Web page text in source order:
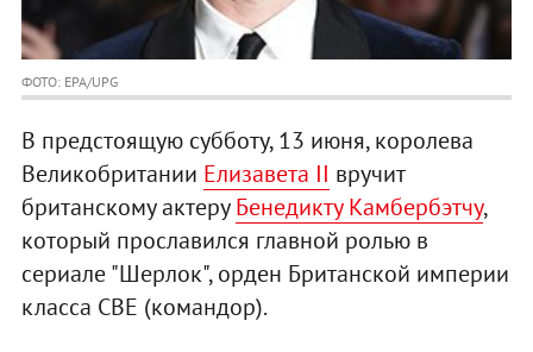
ФОТО: EPA/UPG
В предстоящую субботу, 13 июня, королева
Великобритании Елизавета II вручит
британскому актеруБенедикту Камбербэтчу,
который прославился главной ролью в
сериале "Шерлок", орден Британской империи
класса CBE (командор).